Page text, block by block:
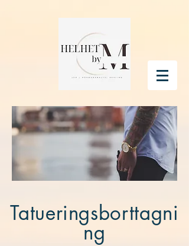
Tatueringsborttagni
ng